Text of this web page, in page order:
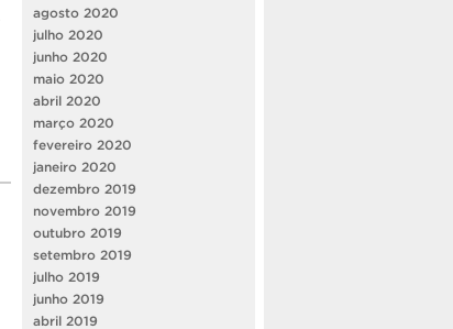
agosto 2020
julho 2020
junho 2020
maio 2020
abril 2020
março 2020
fevereiro 2020
janeiro 2020
dezembro 2019
novembro 2019
outubro 2019
setembro 2019
julho 2019
junho 2019
abril 2019